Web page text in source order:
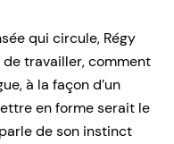
qui circule, Régy
travailler, comment
à la façon d’un
en forme serait le
de son instinct